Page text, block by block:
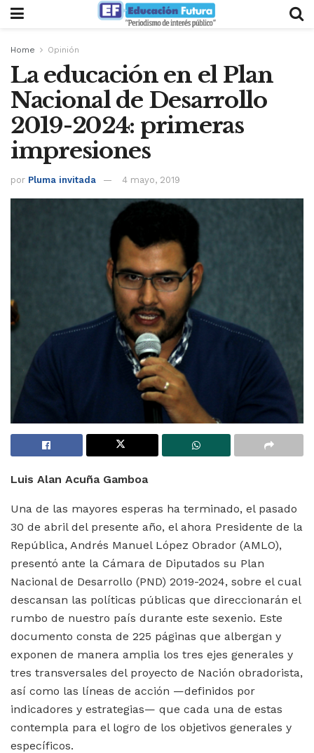
Home Opinión
La educación en el Plan
Nacional de Desarrollo
2019-2024: primeras
impresiones
por Pluma invitada 4 mayo, 2019
Luis Alan Acuña Gamboa
Una de las mayores esperas ha terminado, el pasado
30 de abril del presente año, el ahora Presidente de la
República, Andrés Manuel López Obrador (AMLO),
presentó ante la Cámara de Diputados su Plan
Nacional de Desarrollo (PND) 2019-2024, sobre el cual
descansan las políticas públicas que direccionarán el
rumbo de nuestro país durante este sexenio. Este
documento consta de 225 páginas que albergan y
exponen de manera amplia los tres ejes generales y
tres transversales del proyecto de Nación obradorista,
así como las líneas de acción —definidos por
indicadores y estrategias— que cada una de estas
contempla para el logro de los objetivos generales y
específicos.